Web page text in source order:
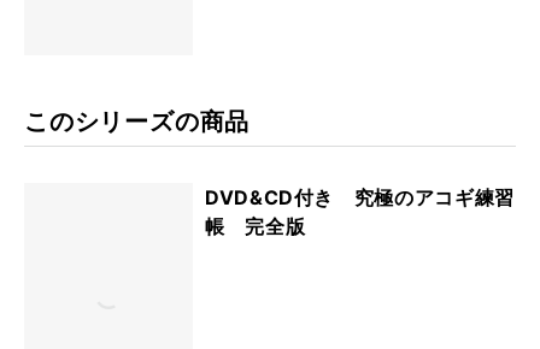
このシリーズの商品
DVD&CD付き 究極のアコギ練習
帳 完全版